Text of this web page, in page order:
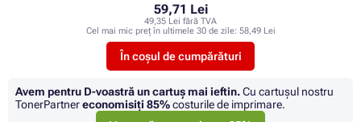
59,71 Lei
49,35 Lei fără TVA
Cel mai mic preț în ultimele 30 de zile: 58,49 Lei
În coșul de cumpărături
Avem pentru D-voastră un cartuș mai ieftin.Cu cartuşul nostru
TonerPartnereconomisiţi 85%costurile de imprimare.